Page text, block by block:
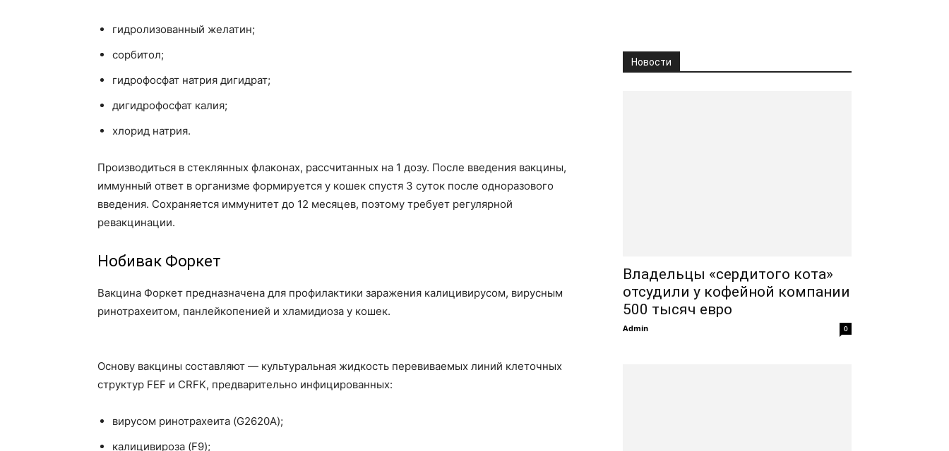
гидролизованный желатин;
сорбитол;
гидрофосфат натрия дигидрат;
дигидрофосфат калия;
хлорид натрия.
Производиться в стеклянных флаконах, рассчитанных на 1 дозу. После введения вакцины,
иммунный ответ в организме формируется у кошек спустя 3 суток после одноразового
введения. Сохраняется иммунитет до 12 месяцев, поэтому требует регулярной
ревакцинации.
Нобивак Форкет
Вакцина Форкет предназначена для профилактики заражения калицивирусом, вирусным
ринотрахеитом, панлейкопенией и хламидиоза у кошек.
Основу вакцины составляют — культуральная жидкость перевиваемых линий клеточных
структур FEF и CRFK, предварительно инфицированных:
вирусом ринотрахеита (G2620A);
калицивироза (F9);
Новости
Владельцы «сердитого кота»
отсудили у кофейной компании
500 тысяч евро
Admin 0